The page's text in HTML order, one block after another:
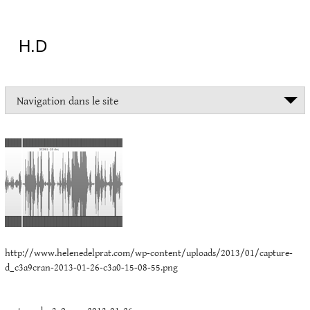
H.D
on
devrait
essayer
sauf
l'inceste
danse
folklorique"
Navigation dans le site
capture-
d_c3a9cran-
2013-
01-
26-
15-
55.png
http://www.helenedelprat.com/wp-content/uploads/2013/01/capture-
d_c3a9cran-2013-01-26-c3a0-15-08-55.png